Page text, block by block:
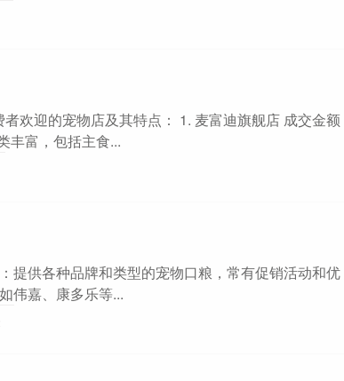
欢迎的宠物店及其特点： 1. 麦富迪旗舰店 成交金额
丰富，包括主食...
提供各种品牌和类型的宠物口粮，常有促销活动和优
伟嘉、康多乐等...